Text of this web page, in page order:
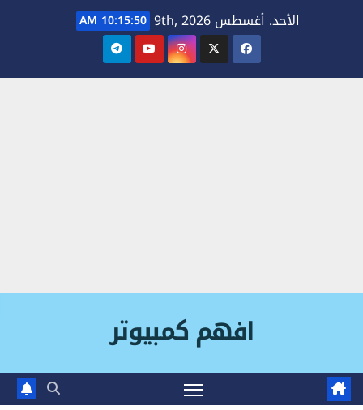
الأحد. أغسطس 9th, 2026 10:15:50 AM
افهم كمبيوتر